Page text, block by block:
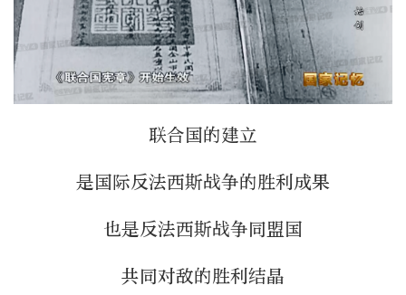
联合国的建立
是国际反法西斯战争的胜利成果
也是反法西斯战争同盟国
共同对敌的胜利结晶